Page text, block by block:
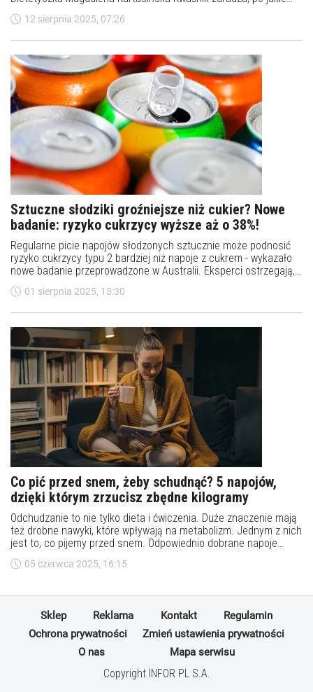
napoje i produkty sięgać, aby uniknąć odwodnienia, zachować
energię i poczuć ulgę w największy żar.
12 sierpnia 2025, 07:26
Sztuczne słodziki groźniejsze niż cukier? Nowe
badanie: ryzyko cukrzycy wyższe aż o 38%!
Regularne picie napojów słodzonych sztucznie może podnosić
ryzyko cukrzycy typu 2 bardziej niż napoje z cukrem - wykazało
nowe badanie przeprowadzone w Australii. Eksperci ostrzegają,
że nawet jedna puszka dziennie może mieć negatywny wpływ na
zdrowie metaboliczne.
01 sierpnia 2025, 13:30
Co pić przed snem, żeby schudnąć? 5 napojów,
dzięki którym zrzucisz zbędne kilogramy
Odchudzanie to nie tylko dieta i ćwiczenia. Duże znaczenie mają
też drobne nawyki, które wpływają na metabolizm. Jednym z nich
jest to, co pijemy przed snem. Odpowiednio dobrane napoje
mogą nie tylko wspomagać spalanie tłuszczu, ale też poprawiać
jakość snu i przyspieszać regenerację organizmu. Co warto pić
05 czerwca 2025, 16:15
Sklep Reklama Kontakt
Regulamin
Ochrona prywatności
Zmień ustawienia prywatności
O nas
Mapa serwisu
Copyright INFOR PL S.A.